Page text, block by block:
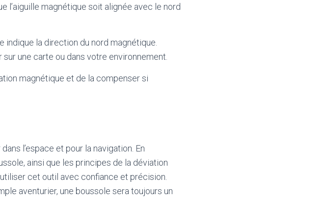
l’aiguille magnétique soit alignée avec le nord
indique la direction du nord magnétique.
une carte ou dans votre environnement.
magnétique et de la compenser si
l’espace et pour la navigation. En
ainsi que les principes de la déviation
cet outil avec confiance et précision.
aventurier, une boussole sera toujours un